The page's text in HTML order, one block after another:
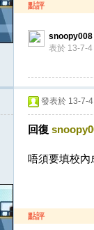
點評
snoopy008
表於 13-7-
發表於 13-7-
回復
唔須要填校內
點評